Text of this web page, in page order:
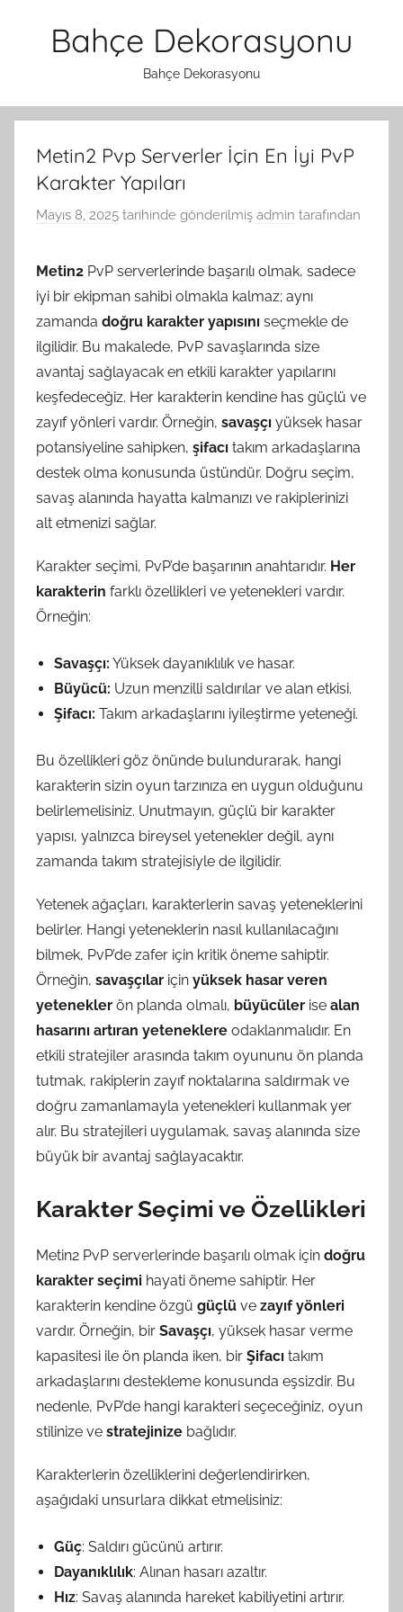
Bahçe Dekorasyonu
Bahçe Dekorasyonu
Metin2 Pvp Serverler İçin En İyi PvP
Karakter Yapıları
Mayıs 8, 2025 tarihinde gönderilmiş admin tarafından
Metin2 PvP serverlerinde başarılı olmak, sadece
iyi bir ekipman sahibi olmakla kalmaz; aynı
zamanda doğru karakter yapısını seçmekle de
ilgilidir. Bu makalede, PvP savaşlarında size
avantaj sağlayacak en etkili karakter yapılarını
keşfedeceğiz. Her karakterin kendine has güçlü ve
zayıf yönleri vardır. Örneğin, savaşçı yüksek hasar
potansiyeline sahipken, şifacı takım arkadaşlarına
destek olma konusunda üstündür. Doğru seçim,
savaş alanında hayatta kalmanızı ve rakiplerinizi
alt etmenizi sağlar.
Karakter seçimi, PvP’de başarının anahtarıdır. Her
karakterin farklı özellikleri ve yetenekleri vardır.
Örneğin:
Savaşçı: Yüksek dayanıklılık ve hasar.
Büyücü: Uzun menzilli saldırılar ve alan etkisi.
Şifacı: Takım arkadaşlarını iyileştirme yeteneği.
Bu özellikleri göz önünde bulundurarak, hangi
karakterin sizin oyun tarzınıza en uygun olduğunu
belirlemelisiniz. Unutmayın, güçlü bir karakter
yapısı, yalnızca bireysel yetenekler değil, aynı
zamanda takım stratejisiyle de ilgilidir.
Yetenek ağaçları, karakterlerin savaş yeteneklerini
belirler. Hangi yeteneklerin nasıl kullanılacağını
bilmek, PvP’de zafer için kritik öneme sahiptir.
Örneğin, savaşçılar için yüksek hasar veren
yetenekler ön planda olmalı, büyücüler ise alan
hasarını artıran yeteneklere odaklanmalıdır. En
etkili stratejiler arasında takım oyununu ön planda
tutmak, rakiplerin zayıf noktalarına saldırmak ve
doğru zamanlamayla yetenekleri kullanmak yer
alır. Bu stratejileri uygulamak, savaş alanında size
büyük bir avantaj sağlayacaktır.
Karakter Seçimi ve Özellikleri
Metin2 PvP serverlerinde başarılı olmak için doğru
karakter seçimi hayati öneme sahiptir. Her
karakterin kendine özgü güçlü ve zayıf yönleri
vardır. Örneğin, bir Savaşçı, yüksek hasar verme
kapasitesi ile ön planda iken, bir Şifacı takım
arkadaşlarını destekleme konusunda eşsizdir. Bu
nedenle, PvP’de hangi karakteri seçeceğiniz, oyun
stilinize ve stratejinize bağlıdır.
Karakterlerin özelliklerini değerlendirirken,
aşağıdaki unsurlara dikkat etmelisiniz:
Güç: Saldırı gücünü artırır.
Dayanıklılık: Alınan hasarı azaltır.
Hız: Savaş alanında hareket kabiliyetini artırır.